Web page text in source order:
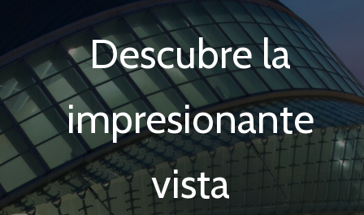
Descubre la
impresionante
vista